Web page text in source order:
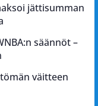
jättisumman
säännöt –
väitteen